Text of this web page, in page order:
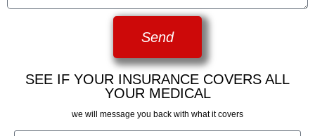
Send
SEE IF YOUR INSURANCE COVERS ALL
YOUR MEDICAL
we will message you back with what it covers